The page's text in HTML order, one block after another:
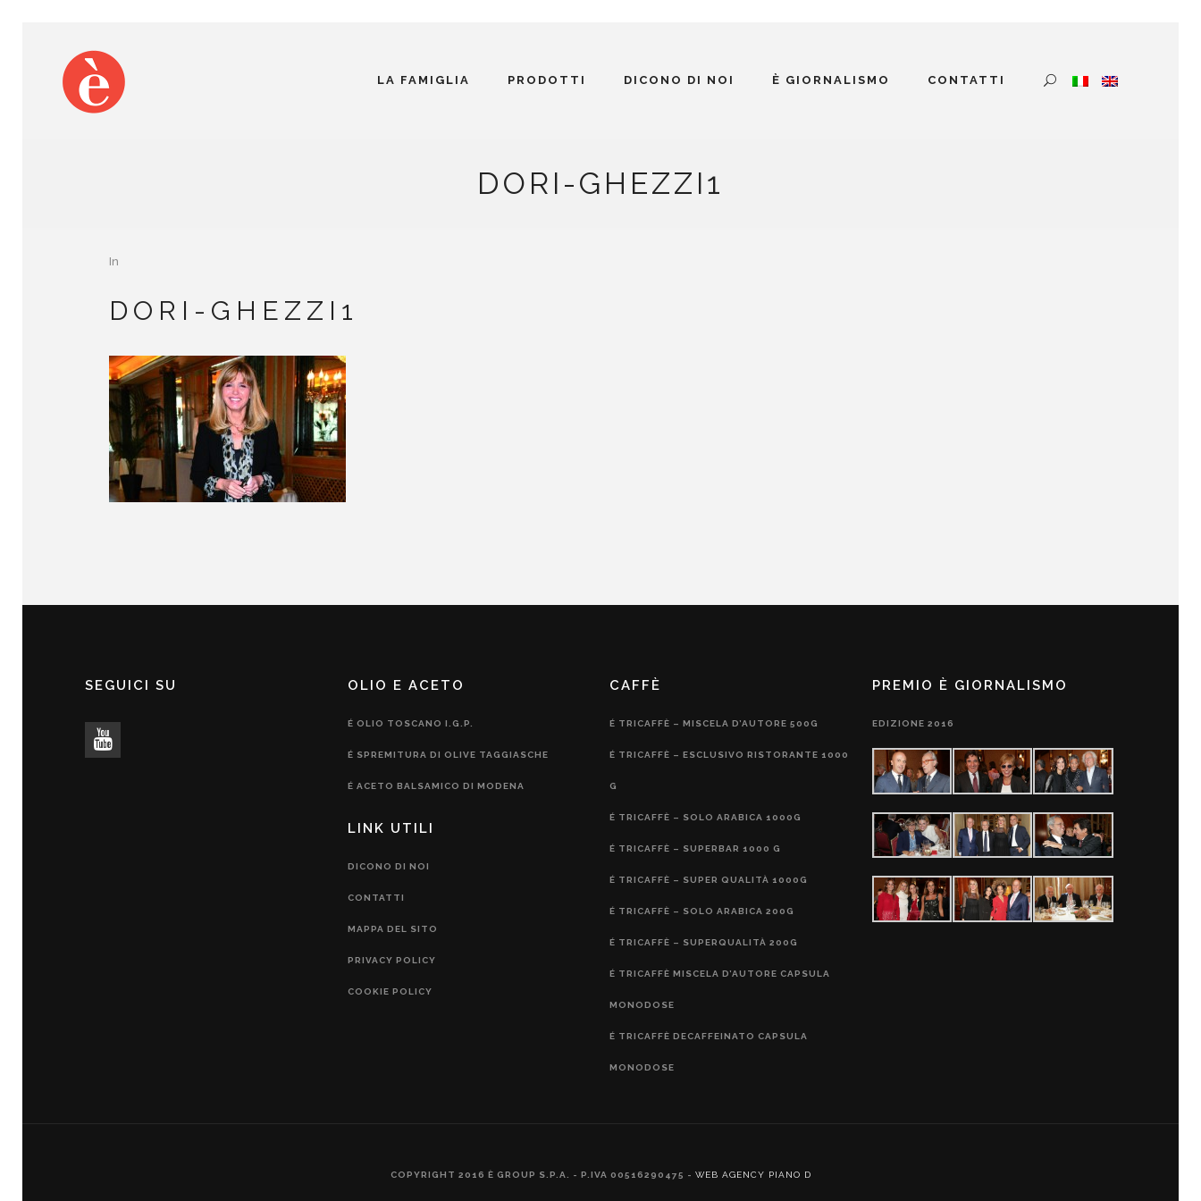
LA FAMIGLIA PRODOTTI DICONO DI NOI È GIORNALISMO CONTATTI
DORI-GHEZZI1
In
DORI-GHEZZI1
SEGUICI SU OLIO E ACETO
É OLIO TOSCANO I.G.P.
É SPREMITURA DI OLIVE TAGGIASCHE
É ACETO BALSAMICO DI MODENA
LINK UTILI
DICONO DI NOI
CONTATTI
MAPPA DEL SITO
PRIVACY POLICY
COOKIE POLICY
CAFFÈ
É TRICAFFÈ – MISCELA D’AUTORE 500G
É TRICAFFÈ – ESCLUSIVO RISTORANTE 1000
G
É TRICAFFÈ – SOLO ARABICA 1000G
É TRICAFFÈ – SUPERBAR 1000 G
É TRICAFFÈ – SUPER QUALITÀ 1000G
É TRICAFFÈ – SOLO ARABICA 200G
É TRICAFFÈ – SUPERQUALITÀ 200G
É TRICAFFÈ MISCELA D’AUTORE CAPSULA
MONODOSE
É TRICAFFÈ DECAFFEINATO CAPSULA
MONODOSE
PREMIO È GIORNALISMO
EDIZIONE 2016
COPYRIGHT 2016 È GROUP S.P.A. - P.IVA 00516290475 - WEB AGENCY PIANO D